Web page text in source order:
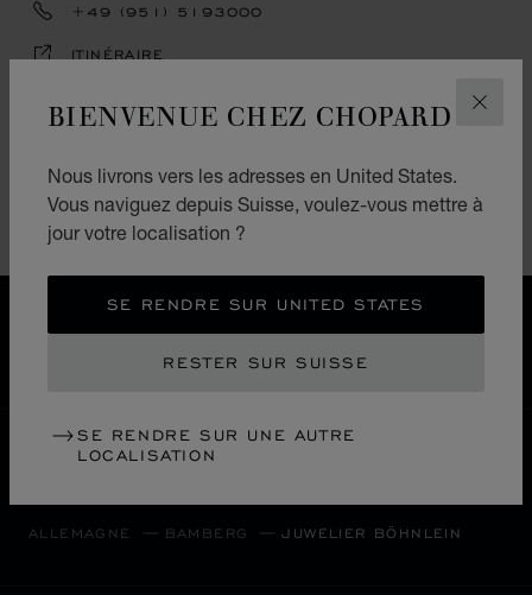
BIENVENUE CHEZ CHOPARD
Nous livrons vers les adresses en United States.
Vous naviguez depuis Suisse, voulez-vous mettre à
jour votre localisation ?
SE RENDRE SUR UNITED STATES
RESTER SUR SUISSE
SE RENDRE SUR UNE AUTRE
LOCALISATION
+49 (951) 5193000
ITINÉRAIRE
Joaillerie
Accessoires
LIVRAISON OFFERTE
RETOURS & ÉCHANGES
ACCUEIL LOCALISER UNE BOUTIQUE
ALLEMAGNE BAMBERG JUWELIER BÖHNLEIN